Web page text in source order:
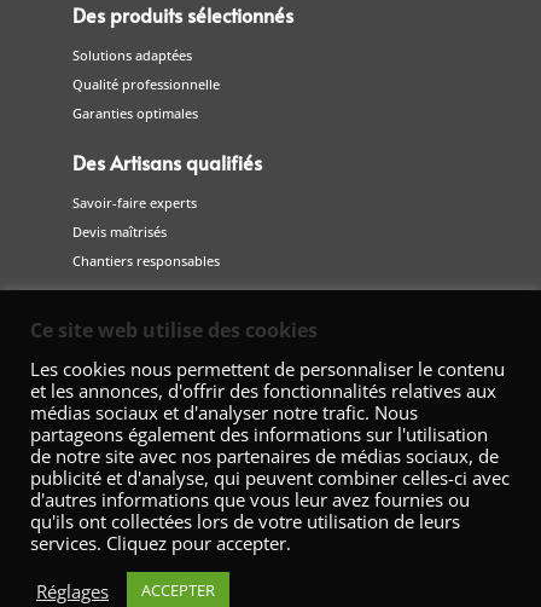
Des produits sélectionnés
Solutions adaptées
Qualité professionnelle
Garanties optimales
Des Artisans qualifiés
Savoir-faire experts
Devis maîtrisés
Chantiers responsables
Fédération Nationale de la Décoration – 42 Avenue Marceau 75008
Ce site web utilise des cookies
Les cookies nous permettent de personnaliser le contenu
et les annonces, d'offrir des fonctionnalités relatives aux
médias sociaux et d'analyser notre trafic. Nous
partageons également des informations sur l'utilisation
de notre site avec nos partenaires de médias sociaux, de
publicité et d'analyse, qui peuvent combiner celles-ci avec
d'autres informations que vous leur avez fournies ou
qu'ils ont collectées lors de votre utilisation de leurs
services. Cliquez pour accepter.
Réglages
ACCEPTER